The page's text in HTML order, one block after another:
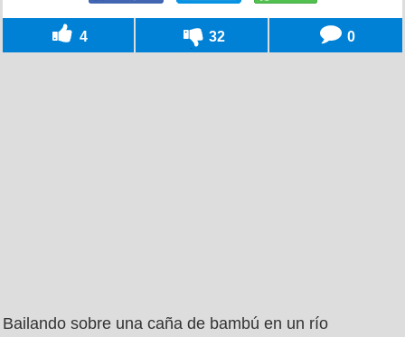
4 32 0
Bailando sobre una caña de bambú en un río